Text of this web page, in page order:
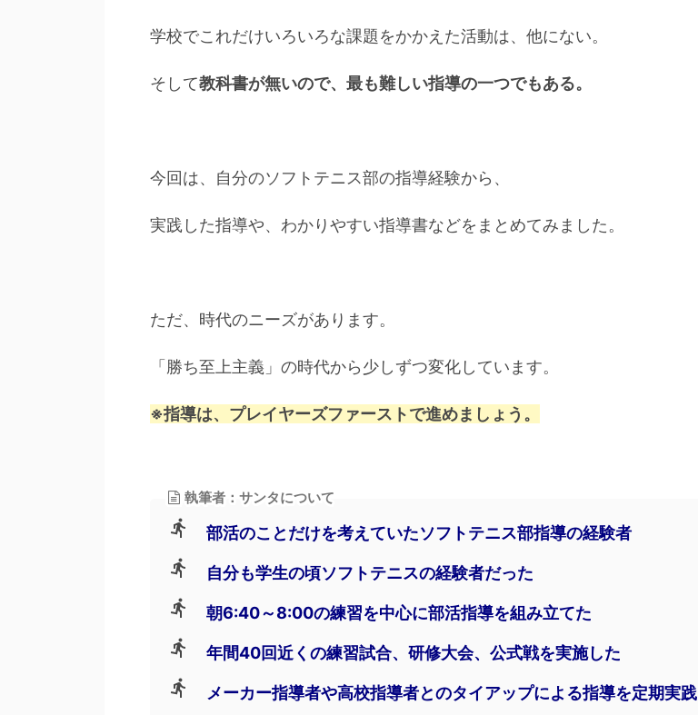
学校でこれだけいろいろな課題をかかえた活動は、他にない。
そして教科書が無いので、最も難しい指導の一つでもある。
今回は、自分のソフトテニス部の指導経験から、
実践した指導や、わかりやすい指導書などをまとめてみました。
ただ、時代のニーズがあります。
「勝ち至上主義」の時代から少しずつ変化しています。
※指導は、プレイヤーズファーストで進めましょう。
執筆者：サンタについて
directions_run 部活のことだけを考えていたソフトテニス部指導の経験者
directions_run 自分も学生の頃ソフトテニスの経験者だった
directions_run 朝6:40～8:00の練習を中心に部活指導を組み立てた
directions_run 年間40回近くの練習試合、研修大会、公式戦を実施した
directions_run メーカー指導者や高校指導者とのタイアップによる指導を定期実践